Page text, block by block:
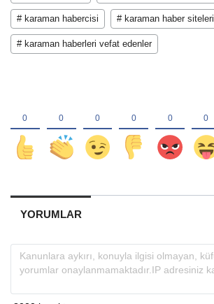
# karaman habercisi # karaman haber siteleri
# karaman haberleri vefat edenler
YORUMLAR